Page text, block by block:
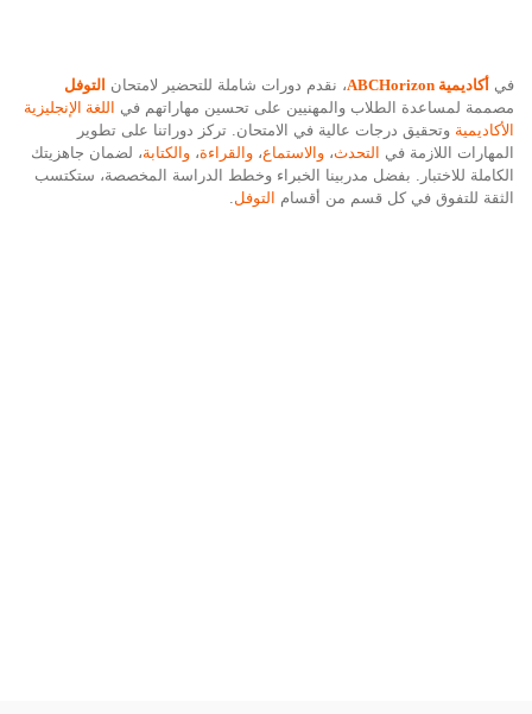
في أكاديمية ABCHorizon ، نقدم دورات شاملة للتحضير لامتحان التوفل
مصممة لمساعدة الطلاب والمهنيين على تحسين مهاراتهم في اللغة الإنجليزية
الأكاديمية وتحقيق درجات عالية في الامتحان. تركز دوراتنا على تطوير
المهارات اللازمة في التحدث، والاستماع، والقراءة، والكتابة، لضمان جاهزيتك
الكاملة للاختبار. بفضل مدربينا الخبراء وخطط الدراسة المخصصة، ستكتسب
الثقة للتفوق في كل قسم من أقسام التوفل